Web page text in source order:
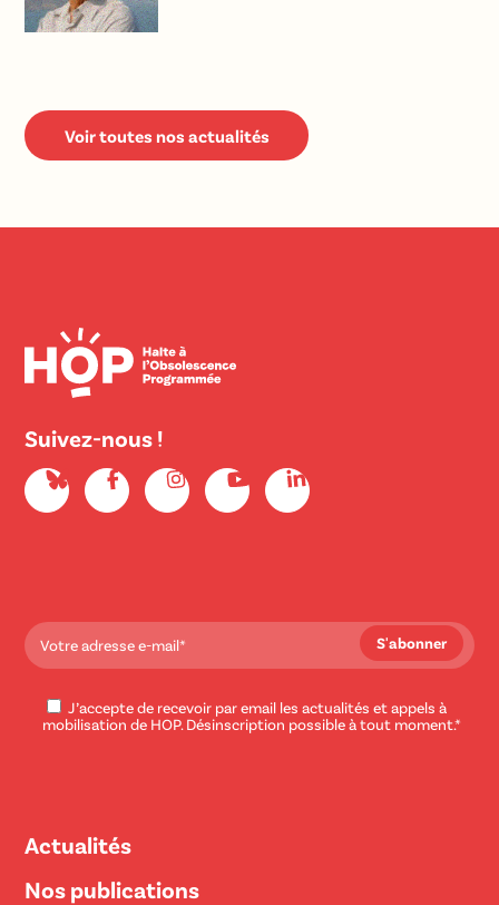
Voir toutes nos actualités
Suivez-nous !
J’accepte de recevoir par email les actualités et appels à
mobilisation de HOP. Désinscription possible à tout moment.*
Actualités
Nos publications